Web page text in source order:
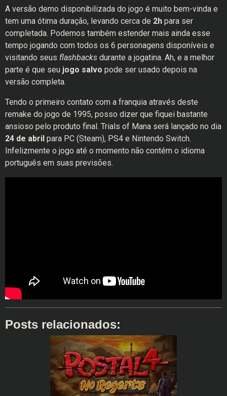
A versão demo disponibilizada do jogo é muito bem-vinda e
tem uma ótima duração, levando cerca de 2h para ser
completada. Podemos também estender mais ainda esse
tempo jogando com todos os 6 personagens disponíveis e
visitando seus flashbacks durante a jogatina. Ah, e a melhor
parte é que seu jogo salvo pode ser usado depois na
versão completa.
Tendo o primeiro contato com a franquia através deste
remake do jogo de 1995, posso dizer que fiquei bastante
ansioso pelo produto final. Trials of Mana será lançado no dia
24 de abril para PC (Steam), PS4 e Nintendo Switch.
Infelizmente o jogo até o momento não contém o idioma
português em suas previsões.
Posts relacionados: